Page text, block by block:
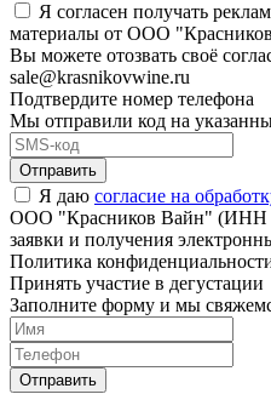
Я согласен получать
материалы от ООО
Вы можете отозвать своё
sale@krasnikovwine.ru
Подтвердите номер телефона
Мы отправили код на
Отправить
Я даю согласие на
ООО "Красников Вайн" (ИНН
заявки и получения
Политика
Принять участие в дегустации
Заполните форму и мы
Отправить